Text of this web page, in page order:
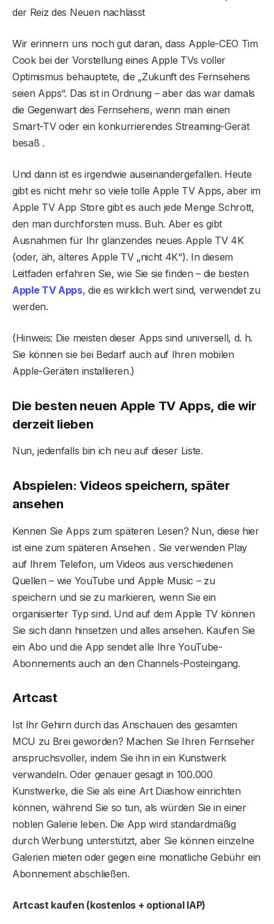
der Reiz des Neuen nachlässt
Wir erinnern uns noch gut daran, dass Apple-CEO Tim
Cook bei der Vorstellung eines Apple TVs voller
Optimismus behauptete, die „Zukunft des Fernsehens
seien Apps“. Das ist in Ordnung – aber das war damals
die Gegenwart des Fernsehens, wenn man einen
Smart-TV oder ein konkurrierendes Streaming-Gerät
besaß .
Und dann ist es irgendwie auseinandergefallen. Heute
gibt es nicht mehr so ​​viele tolle Apple TV Apps, aber im
Apple TV App Store gibt es auch jede Menge Schrott,
den man durchforsten muss. Buh. Aber es gibt
Ausnahmen für Ihr glänzendes neues Apple TV 4K
(oder, äh, älteres Apple TV „nicht 4K“). In diesem
Leitfaden erfahren Sie, wie Sie sie finden – die besten
Apple TV Apps, die es wirklich wert sind, verwendet zu
werden.
(Hinweis: Die meisten dieser Apps sind universell, d. h.
Sie können sie bei Bedarf auch auf Ihren mobilen
Apple-Geräten installieren.)
Die besten neuen Apple TV Apps, die wir
derzeit lieben
Nun, jedenfalls bin ich neu auf dieser Liste.
Abspielen: Videos speichern, später
ansehen
Kennen Sie Apps zum späteren Lesen? Nun, diese hier
ist eine zum späteren Ansehen . Sie verwenden Play
auf Ihrem Telefon, um Videos aus verschiedenen
Quellen – wie YouTube und Apple Music – zu
speichern und sie zu markieren, wenn Sie ein
organisierter Typ sind. Und auf dem Apple TV können
Sie sich dann hinsetzen und alles ansehen. Kaufen Sie
ein Abo und die App sendet alle Ihre YouTube-
Abonnements auch an den Channels-Posteingang.
Artcast
Ist Ihr Gehirn durch das Anschauen des gesamten
MCU zu Brei geworden? Machen Sie Ihren Fernseher
anspruchsvoller, indem Sie ihn in ein Kunstwerk
verwandeln. Oder genauer gesagt in 100.000
Kunstwerke, die Sie als eine Art Diashow einrichten
können, während Sie so tun, als würden Sie in einer
noblen Galerie leben. Die App wird standardmäßig
durch Werbung unterstützt, aber Sie können einzelne
Galerien mieten oder gegen eine monatliche Gebühr ein
Abonnement abschließen.
Artcast kaufen (kostenlos + optional IAP)